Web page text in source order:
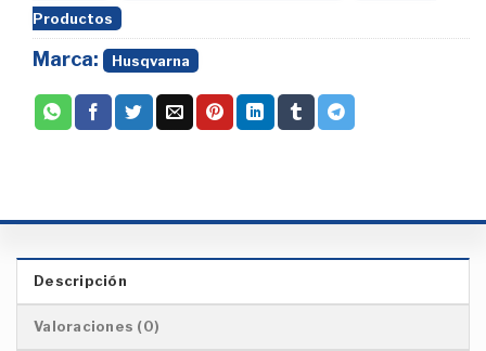
Productos
Marca: Husqvarna
Descripción
Valoraciones (0)